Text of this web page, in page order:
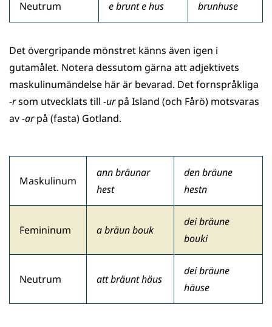
Neutrum e brunt e hus brunhuse
Det övergripande mönstret känns även igen i
gutamålet. Notera dessutom gärna att adjektivets
maskulinumändelse här är bevarad. Det fornspråkliga
-rsom utvecklats till -urpå Island (och Fårö) motsvaras
av-arpå (fasta) Gotland.
Maskulinum
ann bräunar
hest
den bräune
hestn
Femininum a bräun bouk
dei bräune
bouki
Neutrum att bräunt häus
dei bräune
häuse